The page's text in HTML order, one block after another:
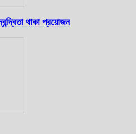
থাকা প্রয়োজন